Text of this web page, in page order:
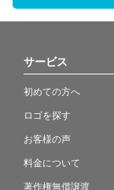
サービス
初めての方へ
ロゴを探す
お客様の声
料金について
著作権無償譲渡